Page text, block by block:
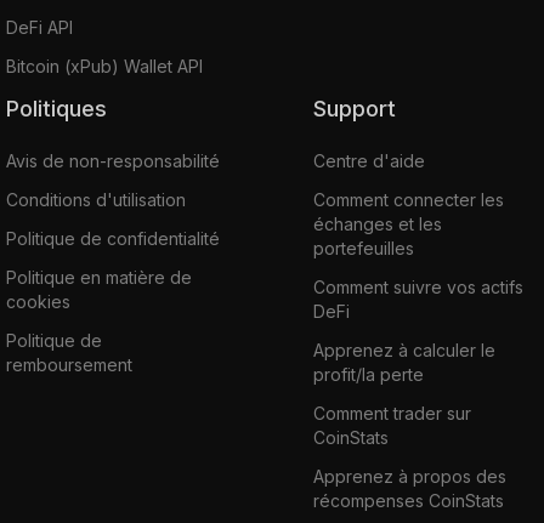
DeFi API
Bitcoin (xPub) Wallet API
Politiques
Avis de non-responsabilité
Conditions d'utilisation
Politique de confidentialité
Politique en matière de
cookies
Politique de
remboursement
Support
Centre d'aide
Comment connecter les
échanges et les
portefeuilles
Comment suivre vos actifs
DeFi
Apprenez à calculer le
profit/la perte
Comment trader sur
CoinStats
Apprenez à propos des
récompenses CoinStats